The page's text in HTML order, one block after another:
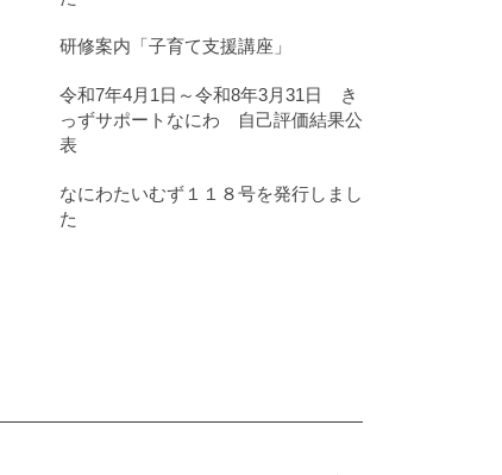
研修案内「子育て支援講座」
令和7年4月1日～令和8年3月31日 き
っずサポートなにわ 自己評価結果公
表
なにわたいむず１１８号を発行しまし
た